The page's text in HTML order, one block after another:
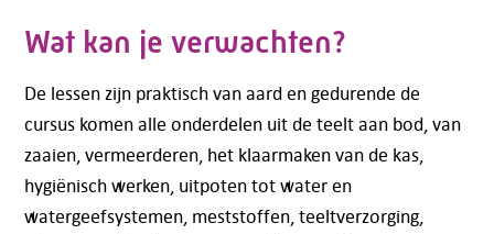
Wat kan je verwachten?
De lessen zijn praktisch van aard en gedurende de
cursus komen alle onderdelen uit de teelt aan bod, van
zaaien, vermeerderen, het klaarmaken van de kas,
hygiënisch werken, uitpoten tot water en
watergeefsystemen, meststoffen, teeltverzorging,